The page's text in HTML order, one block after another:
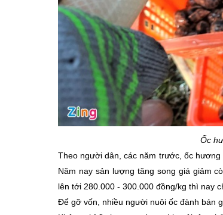
Ốc
Theo người dân, các năm trước, ốc
Năm nay sản lượng tăng song giá giảm
lên tới 280.000 - 300.000 đồng/kg thì nay
Để gỡ vốn, nhiều người nuôi ốc đành bán